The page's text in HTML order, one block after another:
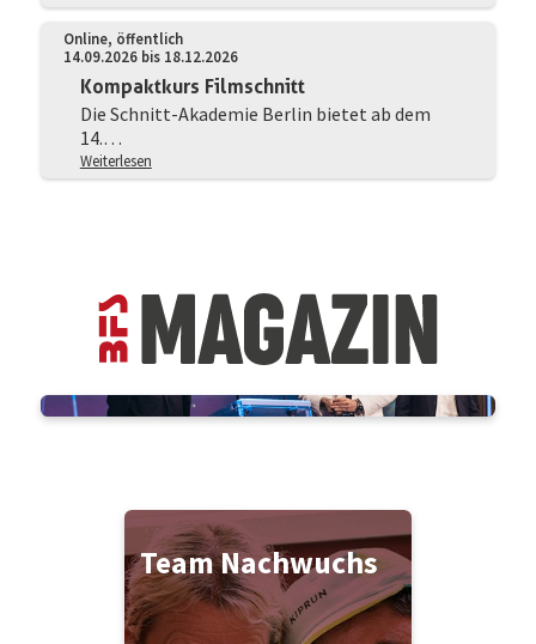
Online, öffentlich
14.09.2026 bis 18.12.2026
Kompaktkurs Filmschnitt
Die Schnitt-Akademie Berlin bietet ab dem
14.…
Weiterlesen
Team Nachwuchs